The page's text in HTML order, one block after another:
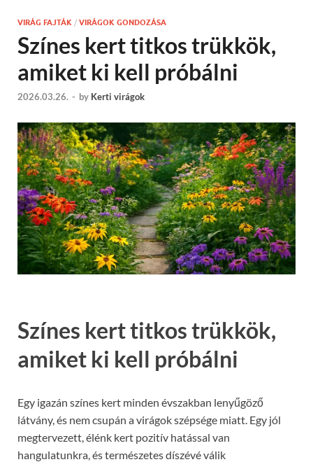
VIRÁG FAJTÁK / VIRÁGOK GONDOZÁSA
Színes kert titkos trükkök,
amiket ki kell próbálni
2026.03.26. - by Kerti virágok
Színes kert titkos trükkök,
amiket ki kell próbálni
Egy igazán színes kert minden évszakban lenyűgöző
látvány, és nem csupán a virágok szépsége miatt. Egy jól
megtervezett, élénk kert pozitív hatással van
hangulatunkra, és természetes díszévé válik